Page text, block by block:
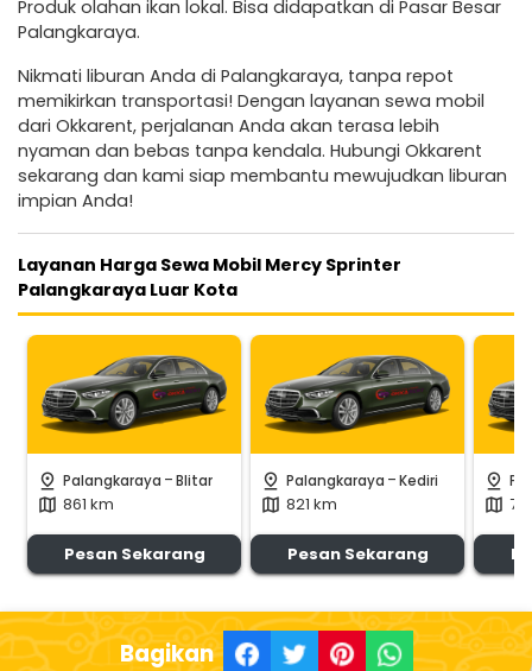
Produk olahan ikan lokal. Bisa didapatkan di Pasar Besar
Palangkaraya.
Nikmati liburan Anda di Palangkaraya, tanpa repot
memikirkan transportasi! Dengan layanan sewa mobil
dari Okkarent, perjalanan Anda akan terasa lebih
nyaman dan bebas tanpa kendala. Hubungi Okkarent
sekarang dan kami siap membantu mewujudkan liburan
impian Anda!
Layanan Harga Sewa Mobil Mercy Sprinter
Palangkaraya Luar Kota
pin_drop Palangkaraya -Blitar
map 861 km
Pesan Sekarang
pin_drop Palangkaraya -Kediri
map 821 km
Pesan Sekarang
pin_drop
map
Bagikan